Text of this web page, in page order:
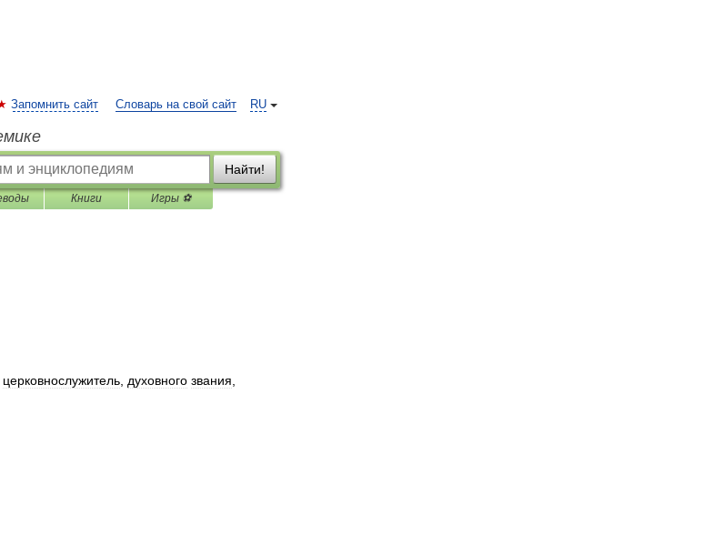
RU
Запомнить сайт Словарь на свой сайт
Найти!
Книги Игры ⚽
церковнослужитель духовного звания